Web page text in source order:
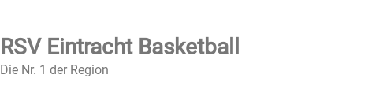
RSV Eintracht Basketball
Die Nr. 1 der Region